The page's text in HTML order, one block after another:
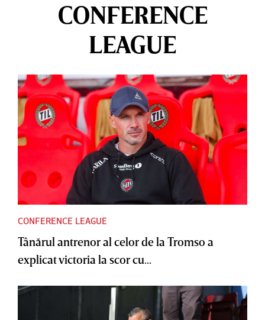
CONFERENCE
LEAGUE
CONFERENCE LEAGUE
Tânărul antrenor al celor de la Tromso a
explicat victoria la scor cu...